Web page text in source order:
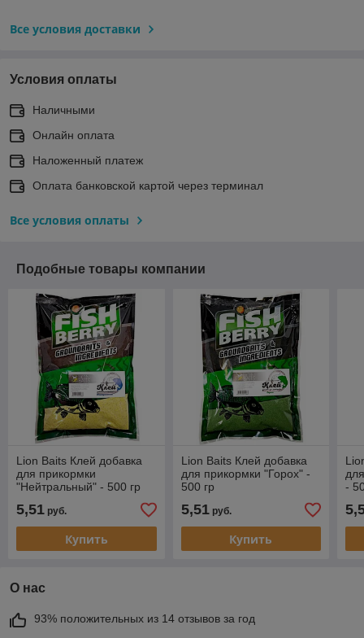
Все условия доставки
Условия оплаты
Наличными
Онлайн оплата
Наложенный платеж
Оплата банковской картой через терминал
Все условия оплаты
Подобные товары компании
Lion Baits Клей добавка
для прикормки
"Нейтральный" - 500 гр
5,51 руб.
Купить
Lion Baits Клей добавка
для прикормки "Горох" -
500 гр
5,51руб.
Купить
-
О нас
93% положительных из 14 отзывов за год